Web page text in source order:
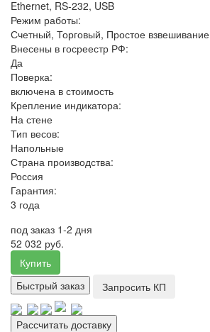
Ethernet, RS-232, USB
Режим работы:
Счетный, Торговый, Простое взвешивание
Внесены в госреестр РФ:
Да
Поверка:
включена в стоимость
Крепление индикатора:
На стене
Тип весов:
Напольные
Страна производства:
Россия
Гарантия:
3 года
под заказ 1-2 дня
52 032 руб.
Купить
Быстрый заказ
Запросить КП
Рассчитать доставку